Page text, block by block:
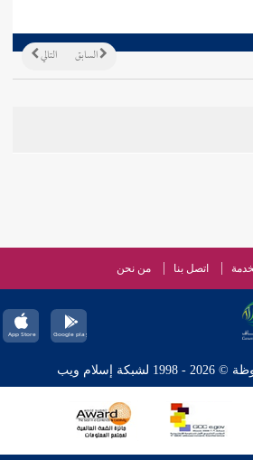
التالي السابق
اتصل بنا من نحن
إسلام ويب